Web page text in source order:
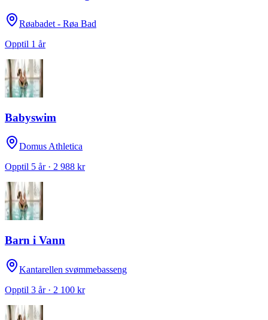
Røabadet - Røa Bad
Opptil 1 år
Babyswim
Domus Athletica
Opptil 5 år · 2 988 kr
Barn i Vann
Kantarellen svømmebasseng
Opptil 3 år · 2 100 kr